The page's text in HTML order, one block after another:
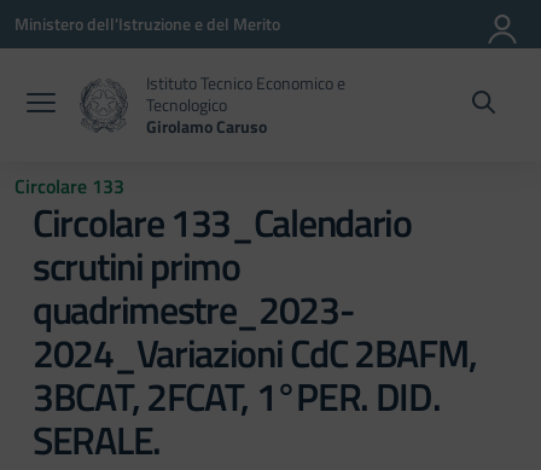
Vai ai contenuti
Vai al menu di navigazione
Vai al footer
Ministero dell'Istruzione e del Merito
Istituto Tecnico Economico e
Tecnologico
Girolamo Caruso
Circolare 133
Circolare 133_Calendario
scrutini primo
quadrimestre_2023-
2024_Variazioni CdC 2BAFM,
3BCAT, 2FCAT, 1°PER. DID.
SERALE.